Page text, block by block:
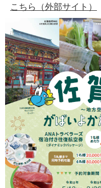
こちら（外部サイト）